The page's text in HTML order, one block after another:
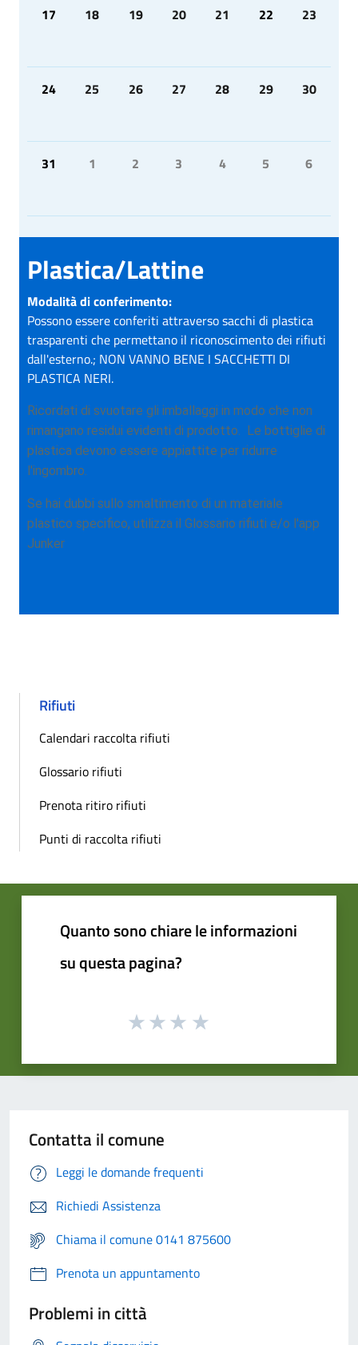
17 18 19 20 21 22 23
24 25 26 27 28 29 30
31 1 2 3 4 5 6
Plastica/Lattine
Modalità di conferimento:
Possono essere conferiti attraverso sacchi di plastica
trasparenti che permettano il riconoscimento dei rifiuti
dall'esterno.; NON VANNO BENE I SACCHETTI DI
PLASTICA NERI.
Ricordati di svuotare gli imballaggi in modo che non
rimangano residui evidenti di prodotto. Le bottiglie di
plastica devono essere appiattite per ridurre
l'ingombro.
Se hai dubbi sullo smaltimento di un materiale
plastico specifico, utilizza il Glossario rifiuti e/o l'app
Junker
Rifiuti
Calendari raccolta rifiuti
Glossario rifiuti
Prenota ritiro rifiuti
Punti di raccolta rifiuti
Quanto sono chiare le informazioni
su questa pagina?
Contatta il comune
Leggi le domande frequenti
Richiedi Assistenza
Chiama il comune 0141 875600
Prenota un appuntamento
Problemi in città